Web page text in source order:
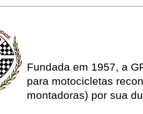
Fundada em 1957, a
para motocicletas
montadoras) por sua